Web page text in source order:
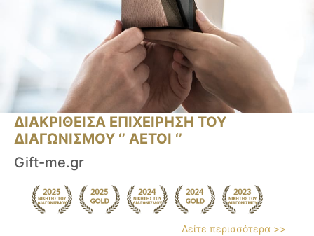
ΔΙΑΚΡΙΘΕΙΣΑ ΕΠΙΧΕΙΡΗΣΗ ΤΟΥ
ΔΙΑΓΩΝΙΣΜΟΥ ‘’ ΑΕΤΟΙ ‘’
Gift-me.gr
Δείτε περισσότερα >>